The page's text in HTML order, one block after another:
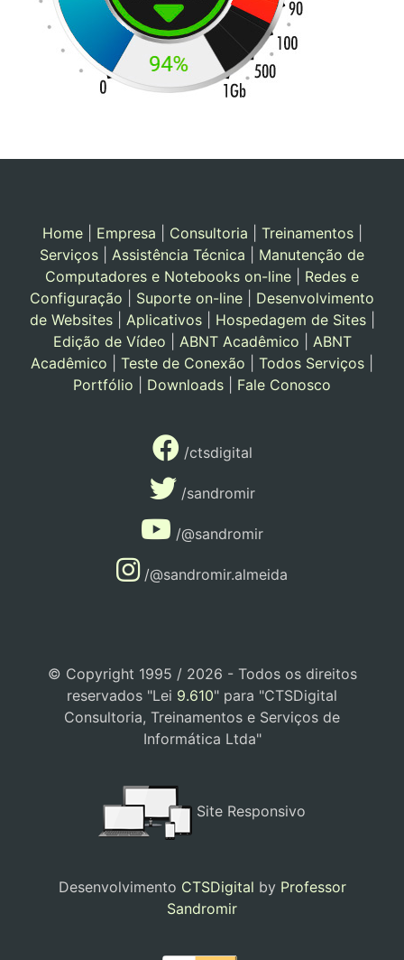
Home| Empresa Consultoria Treinamentos|
Serviços
Assistência Técnica
Manutenção de
Computadores e Notebooks on-line
Redes e
Configuração
Suporte on-line
Desenvolvimento
de Websites| Aplicativos| Hospedagem de Sites|
Edição de Vídeo
ABNT Acadêmico
ABNT
Acadêmico
Teste de Conexão Todos Serviços
Portfólio
Downloads Fale Conosco
/ctsdigital
/sandromir
/@sandromir
/@sandromir.almeida
© Copyright 1995 / 2026 - Todos os direitos
reservados "Lei 9.610" para "CTSDigital
Consultoria, Treinamentos e Serviços de
Informática Ltda"
Site Responsivo
Desenvolvimento CTSDigital by Professor
Sandromir